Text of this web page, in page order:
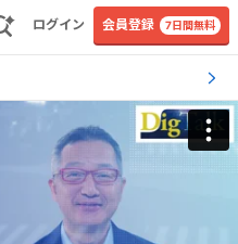
ログイン 会員登録 7日間無料